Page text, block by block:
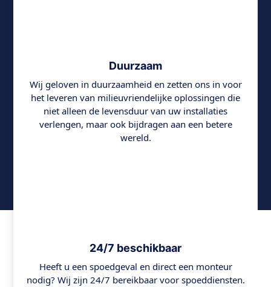
Duurzaam
Wij geloven in duurzaamheid en zetten ons in voor
het leveren van milieuvriendelijke oplossingen die
niet alleen de levensduur van uw installaties
verlengen, maar ook bijdragen aan een betere
wereld.
24/7 beschikbaar
Heeft u een spoedgeval en direct een monteur
nodig? Wij zijn 24/7 bereikbaar voor spoeddiensten.